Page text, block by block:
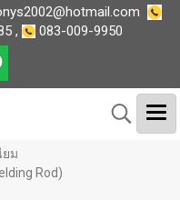
, 083-009-9950
ยม
Rod)